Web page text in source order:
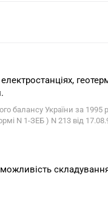
України за 1995
N 1-ЗЕБ ) N 213 від